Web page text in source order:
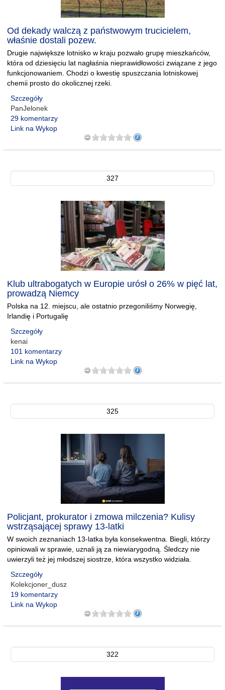
Od dekady walczą z państwowym trucicielem,
właśnie dostali pozew.
Drugie największe lotnisko w kraju pozwało grupę mieszkańców,
która od dziesięciu lat nagłaśnia nieprawidłowości związane z jego
funkcjonowaniem. Chodzi o kwestię spuszczania lotniskowej
chemii prosto do okolicznej rzeki.
Szczegóły
PanJelonek
29 komentarzy
Link na Wykop
327
Klub ultrabogatych w Europie urósł o 26% w pięć lat,
prowadzą Niemcy
Polska na 12. miejscu, ale ostatnio przegoniliśmy Norwegię,
Irlandię i Portugalię
Szczegóły
kenai
101 komentarzy
Link na Wykop
325
Policjant, prokurator i zmowa milczenia? Kulisy
wstrząsającej sprawy 13-latki
W swoich zeznaniach 13-latka była konsekwentna. Biegli, którzy
opiniowali w sprawie, uznali ją za niewiarygodną. Śledczy nie
uwierzyli też jej młodszej siostrze, która wszystko widziała.
Szczegóły
Kolekcjoner_dusz
19 komentarzy
Link na Wykop
322